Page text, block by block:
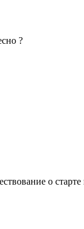
?
о